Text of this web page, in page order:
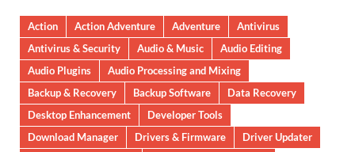
Action Action Adventure Adventure
Antivirus
Antivirus & Security
Audio & Music
Audio Editing
Audio Plugins
Audio Processing and Mixing
Backup & Recovery
Backup Software
Data Recovery
Desktop Enhancement
Developer Tools
Download Manager
Drivers & Firmware
Driver Updater